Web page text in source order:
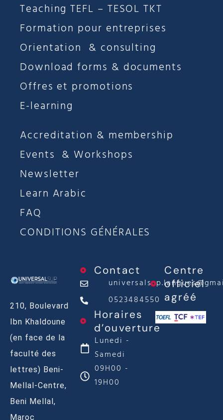
Teaching TEFL – TESOL TKT
Formation pour entreprises
Orientation & consulting
Download forms & documents
Offres et promotions
E-learning
Accreditation & membership
Events & Workshops
Newsletter
Learn Arabic
FAQ
CONDITIONS GÉNÉRALES
210, Boulevard
Ibn Khaldoune
(en face de la
faculté des
lettres) Beni-
Mellal-Centre,
Beni Mellal,
Maroc
Contact
0523484550
Horaires
d’ouverture
Lunedi -
Samedi
09H00 -
19H00
Centre
officiel
agréé